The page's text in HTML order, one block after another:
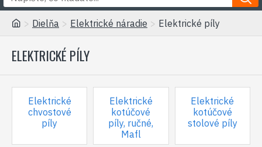
Dielňa Elektrické náradie Elektrické píly
ELEKTRICKÉ PÍLY
Elektrické
chvostové
píly
Elektrické
kotúčové
píly, ručné,
Mafl
Elektrické
kotúčové
stolové píly